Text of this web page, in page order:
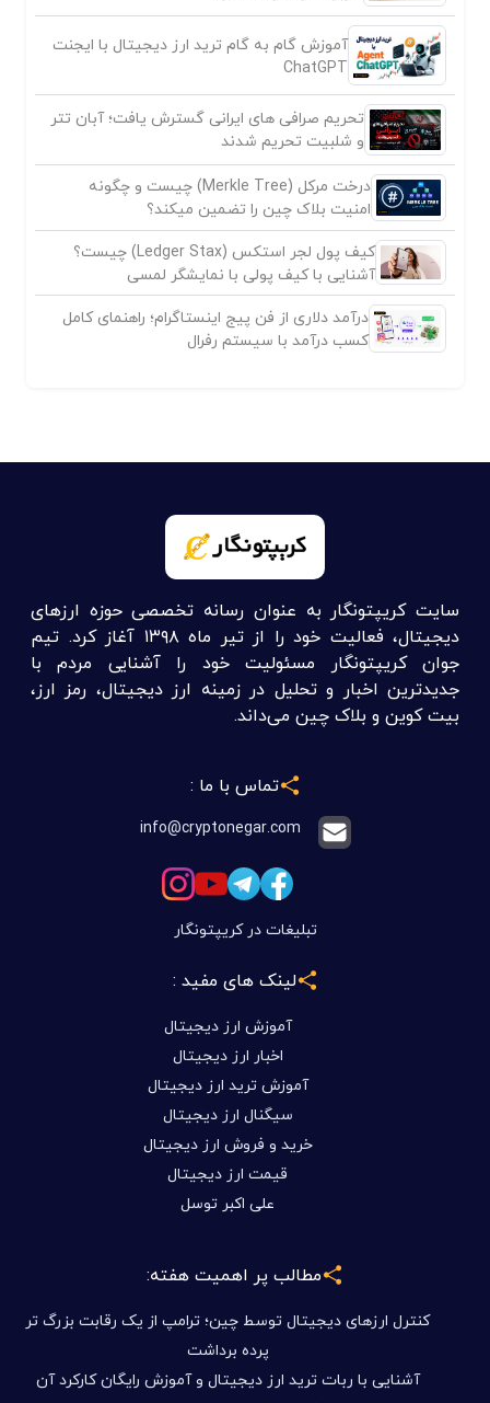
آموزش گام به گام ترید ارز دیجیتال با ایجنت
ChatGPT
تحریم صرافی های ایرانی گسترش یافت؛ آبان تتر
و شلبیت تحریم شدند
درخت مرکل (Merkle Tree) چیست و چگونه
امنیت بلاک چین را تضمین میکند؟
کیف پول لجر استکس (Ledger Stax) چیست؟
آشنایی با کیف پولی با نمایشگر لمسی
درآمد دلاری از فن پیج اینستاگرام؛ راهنمای کامل
کسب درآمد با سیستم رفرال
سایت کریپتونگار به عنوان رسانه تخصصی حوزه ارزهای
دیجیتال، فعالیت خود را از تیر ماه ۱۳۹۸ آغاز کرد. تیم
جوان کریپتونگار مسئولیت خود را آشنایی مردم با
جدیدترین اخبار و تحلیل در زمینه ارز دیجیتال، رمز ارز،
بیت کوین و بلاک چین می‌داند.
تماس با ما :
info@cryptonegar.com
تبلیغات در کریپتونگار
لینک های مفید :
آموزش ارز دیجیتال
اخبار ارز دیجیتال
آموزش ترید ارز دیجیتال
سیگنال ارز دیجیتال
خرید و فروش ارز دیجیتال
قیمت ارز دیجیتال
علی اکبر توسل
مطالب پر اهمیت هفته:
کنترل ارزهای دیجیتال توسط چین؛ ترامپ از یک رقابت بزرگ تر
پرده برداشت
آشنایی با ربات ترید ارز دیجیتال و آموزش رایگان کارکرد آن